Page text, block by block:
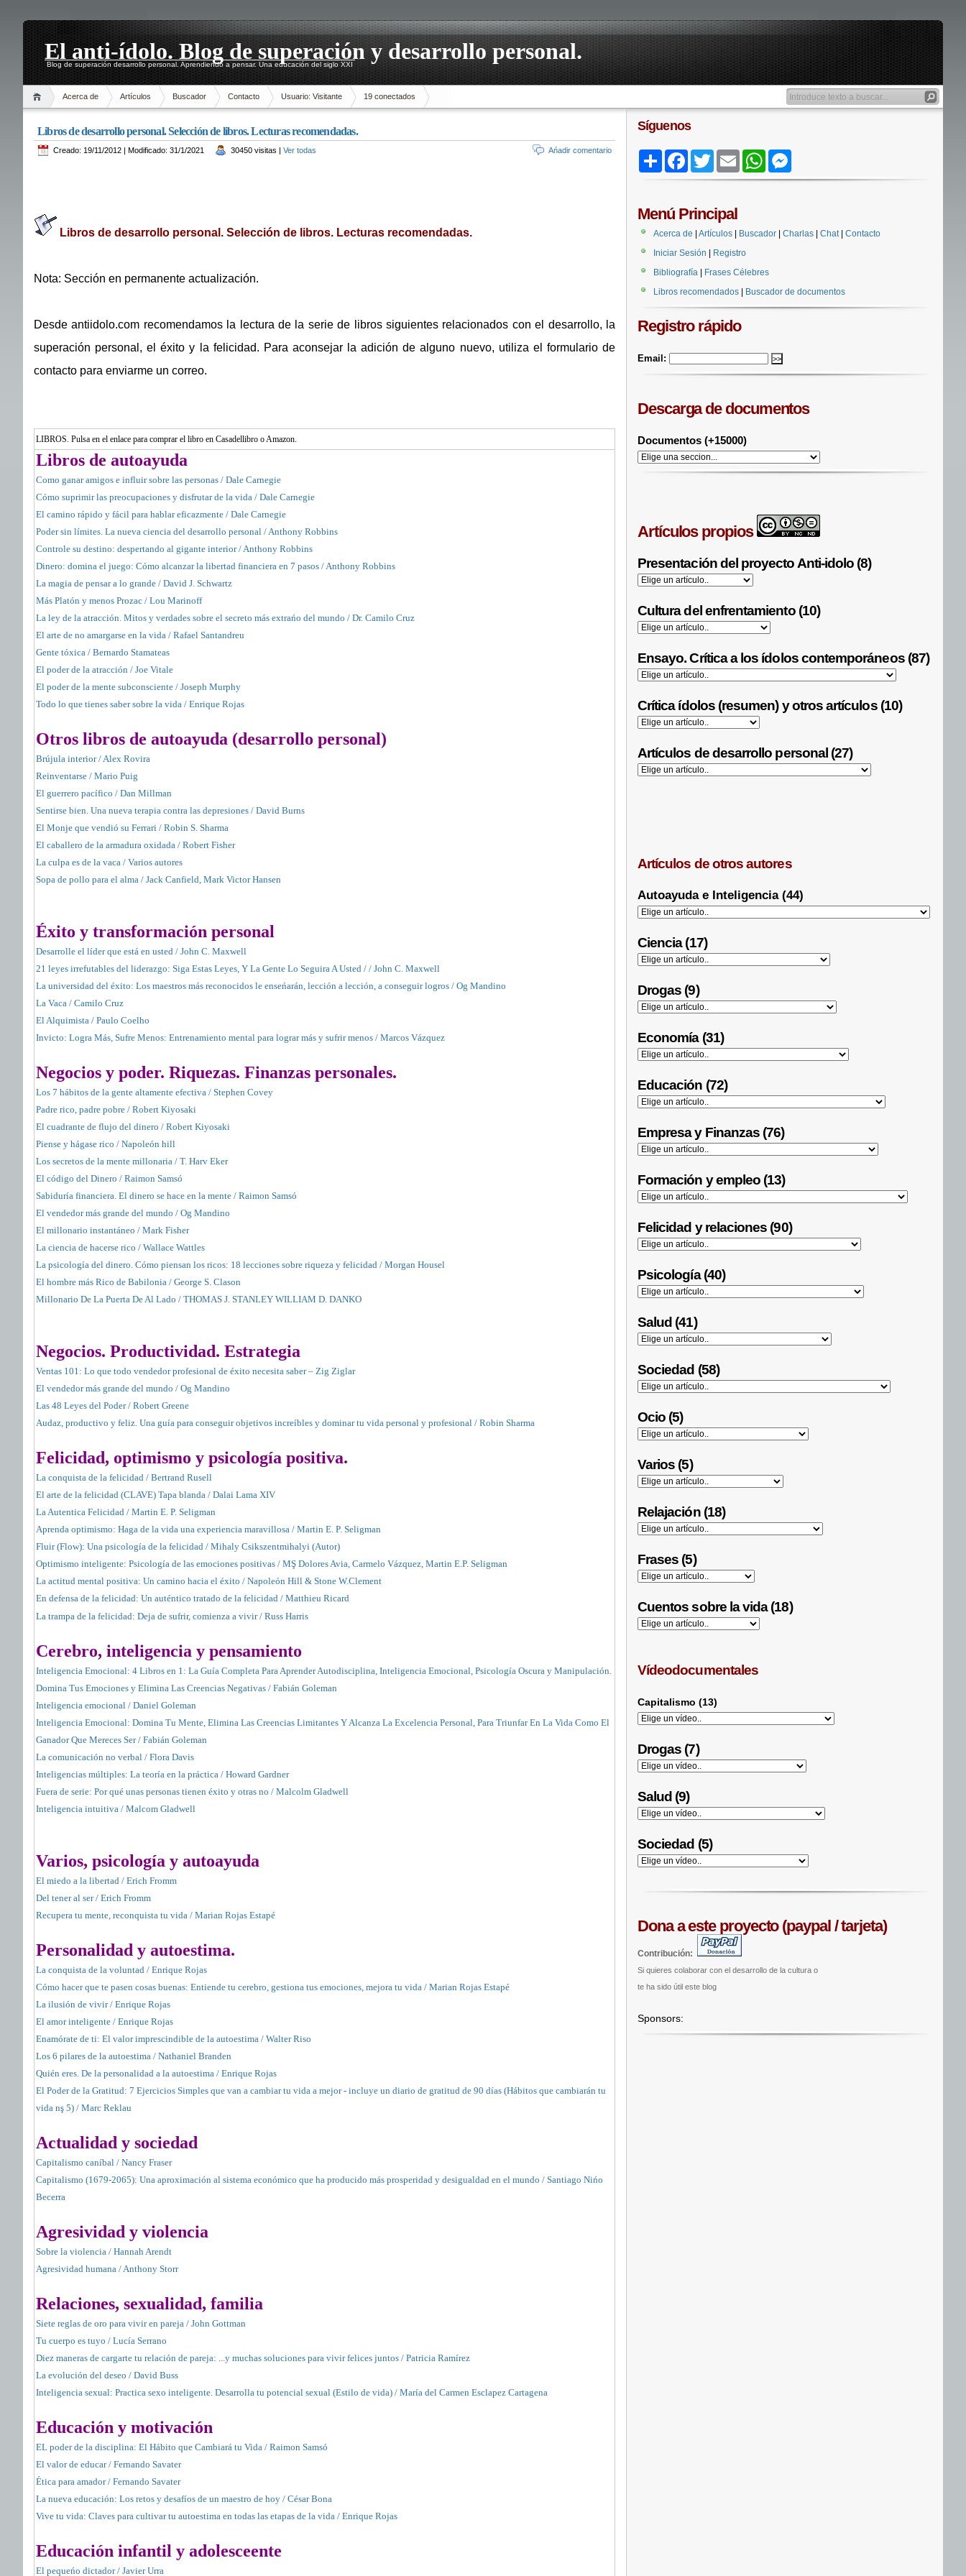
El anti-ídolo. Blog de superación y desarrollo personal.
Blog de superación desarrollo personal. Aprendiendo a pensar. Una educación del siglo XXI
Acerca de Artículos Buscador Contacto Usuario: Visitante 19 conectados
Libros de desarrollo personal. Selección de libros. Lecturas recomendadas.
Creado: 19/11/2012 | Modificado: 31/1/2021 30450 visitas | Ver todas Ańadir comentario
Libros de desarrollo personal. Selección de libros. Lecturas recomendadas.
Nota: Sección en permanente actualización.
Desde antiidolo.com recomendamos la lectura de la serie de libros siguientes relacionados con el desarrollo, la
superación personal, el éxito y la felicidad. Para aconsejar la adición de alguno nuevo, utiliza el formulario de
contacto para enviarme un correo.
LIBROS. Pulsa en el enlace para comprar el libro en Casadellibro o Amazon.
Libros de autoayuda
Como ganar amigos e influir sobre las personas / Dale Carnegie
Cómo suprimir las preocupaciones y disfrutar de la vida / Dale Carnegie
El camino rápido y fácil para hablar eficazmente / Dale Carnegie
Poder sin límites. La nueva ciencia del desarrollo personal / Anthony Robbins
Controle su destino: despertando al gigante interior / Anthony Robbins
Dinero: domina el juego: Cómo alcanzar la libertad financiera en 7 pasos / Anthony Robbins
La magia de pensar a lo grande / David J. Schwartz
Más Platón y menos Prozac / Lou Marinoff
La ley de la atracción. Mitos y verdades sobre el secreto más extrańo del mundo / Dr. Camilo Cruz
El arte de no amargarse en la vida / Rafael Santandreu
Gente tóxica / Bernardo Stamateas
El poder de la atracción / Joe Vitale
El poder de la mente subconsciente / Joseph Murphy
Todo lo que tienes saber sobre la vida / Enrique Rojas
Otros libros de autoayuda (desarrollo personal)
Brújula interior / Alex Rovira
Reinventarse / Mario Puig
El guerrero pacífico / Dan Millman
Sentirse bien. Una nueva terapia contra las depresiones / David Burns
El Monje que vendió su Ferrari / Robin S. Sharma
El caballero de la armadura oxidada / Robert Fisher
La culpa es de la vaca / Varios autores
Sopa de pollo para el alma / Jack Canfield, Mark Victor Hansen
Éxito y transformación personal
Desarrolle el líder que está en usted / John C. Maxwell
21 leyes irrefutables del liderazgo: Siga Estas Leyes, Y La Gente Lo Seguira A Usted / / John C. Maxwell
La universidad del éxito: Los maestros más reconocidos le enseńarán, lección a lección, a conseguir logros / Og Mandino
La Vaca / Camilo Cruz
El Alquimista / Paulo Coelho
Invicto: Logra Más, Sufre Menos: Entrenamiento mental para lograr más y sufrir menos / Marcos Vázquez
Negocios y poder. Riquezas. Finanzas personales.
Los 7 hábitos de la gente altamente efectiva / Stephen Covey
Padre rico, padre pobre / Robert Kiyosaki
El cuadrante de flujo del dinero / Robert Kiyosaki
Piense y hágase rico / Napoleón hill
Los secretos de la mente millonaria / T. Harv Eker
El código del Dinero / Raimon Samsó
Sabiduría financiera. El dinero se hace en la mente / Raimon Samsó
El vendedor más grande del mundo / Og Mandino
El millonario instantáneo / Mark Fisher
La ciencia de hacerse rico / Wallace Wattles
La psicología del dinero. Cómo piensan los ricos: 18 lecciones sobre riqueza y felicidad / Morgan Housel
El hombre más Rico de Babilonia / George S. Clason
Millonario De La Puerta De Al Lado / THOMAS J. STANLEY WILLIAM D. DANKO
Negocios. Productividad. Estrategia
Ventas 101: Lo que todo vendedor profesional de éxito necesita saber – Zig Ziglar
El vendedor más grande del mundo / Og Mandino
Las 48 Leyes del Poder / Robert Greene
Audaz, productivo y feliz. Una guía para conseguir objetivos increíbles y dominar tu vida personal y profesional / Robin Sharma
Felicidad, optimismo y psicología positiva.
La conquista de la felicidad / Bertrand Rusell
El arte de la felicidad (CLAVE) Tapa blanda / Dalai Lama XIV
La Autentica Felicidad / Martin E. P. Seligman
Aprenda optimismo: Haga de la vida una experiencia maravillosa / Martin E. P. Seligman
Fluir (Flow): Una psicología de la felicidad / Mihaly Csikszentmihalyi (Autor)
Optimismo inteligente: Psicología de las emociones positivas / MŞ Dolores Avia, Carmelo Vázquez, Martin E.P. Seligman
La actitud mental positiva: Un camino hacia el éxito / Napoleón Hill & Stone W.Clement
En defensa de la felicidad: Un auténtico tratado de la felicidad / Matthieu Ricard
La trampa de la felicidad: Deja de sufrir, comienza a vivir / Russ Harris
Cerebro, inteligencia y pensamiento
Inteligencia Emocional: 4 Libros en 1: La Guía Completa Para Aprender Autodisciplina, Inteligencia Emocional, Psicología Oscura y Manipulación.
Domina Tus Emociones y Elimina Las Creencias Negativas / Fabián Goleman
Inteligencia emocional / Daniel Goleman
Inteligencia Emocional: Domina Tu Mente, Elimina Las Creencias Limitantes Y Alcanza La Excelencia Personal, Para Triunfar En La Vida Como El
Ganador Que Mereces Ser / Fabián Goleman
La comunicación no verbal / Flora Davis
Inteligencias múltiples: La teoría en la práctica / Howard Gardner
Fuera de serie: Por qué unas personas tienen éxito y otras no / Malcolm Gladwell
Inteligencia intuitiva / Malcom Gladwell
Varios, psicología y autoayuda
El miedo a la libertad / Erich Fromm
Del tener al ser / Erich Fromm
Recupera tu mente, reconquista tu vida / Marian Rojas Estapé
Personalidad y autoestima.
La conquista de la voluntad / Enrique Rojas
Cómo hacer que te pasen cosas buenas: Entiende tu cerebro, gestiona tus emociones, mejora tu vida / Marian Rojas Estapé
La ilusión de vivir / Enrique Rojas
El amor inteligente / Enrique Rojas
Enamórate de ti: El valor imprescindible de la autoestima / Walter Riso
Los 6 pilares de la autoestima / Nathaniel Branden
Quién eres. De la personalidad a la autoestima / Enrique Rojas
El Poder de la Gratitud: 7 Ejercicios Simples que van a cambiar tu vida a mejor - incluye un diario de gratitud de 90 días (Hábitos que cambiarán tu
vida nş 5) / Marc Reklau
Actualidad y sociedad
Capitalismo caníbal / Nancy Fraser
Capitalismo (1679-2065): Una aproximación al sistema económico que ha producido más prosperidad y desigualdad en el mundo / Santiago Nińo
Becerra
Agresividad y violencia
Sobre la violencia / Hannah Arendt
Agresividad humana / Anthony Storr
Relaciones, sexualidad, familia
Siete reglas de oro para vivir en pareja / John Gottman
Tu cuerpo es tuyo / Lucía Serrano
Diez maneras de cargarte tu relación de pareja: ...y muchas soluciones para vivir felices juntos / Patricia Ramírez
La evolución del deseo / David Buss
Inteligencia sexual: Practica sexo inteligente. Desarrolla tu potencial sexual (Estilo de vida) / María del Carmen Esclapez Cartagena
Educación y motivación
EL poder de la disciplina: El Hábito que Cambiará tu Vida / Raimon Samsó
El valor de educar / Fernando Savater
Ética para amador / Fernando Savater
La nueva educación: Los retos y desafíos de un maestro de hoy / César Bona
Vive tu vida: Claves para cultivar tu autoestima en todas las etapas de la vida / Enrique Rojas
Educación infantil y adolesceente
El pequeńo dictador / Javier Urra
Síguenos
Share FacebookTwitter Email WhatsApp
Menú Principal
Acerca de Artículos Buscador Charlas Chat| Contacto
Iniciar Sesión
Registro
Bibliografía
Frases Célebres
Libros recomendados
Buscador de documentos
Registro rápido
Email:
Descarga de documentos
Documentos (+15000)
Artículos propios
Presentación del proyecto Anti-idolo (8)
Cultura del enfrentamiento (10)
Ensayo. Crítica a los ídolos contemporáneos (87)
Crítica ídolos (resumen) y otros artículos (10)
Artículos de desarrollo personal (27)
Artículos de otros autores
Autoayuda e Inteligencia (44)
Ciencia (17)
Drogas (9)
Economía (31)
Educación (72)
Empresa y Finanzas (76)
Formación y empleo (13)
Felicidad y relaciones (90)
Psicología (40)
Salud (41)
Sociedad (58)
Ocio (5)
Varios (5)
Relajación (18)
Frases (5)
Cuentos sobre la vida (18)
Vídeodocumentales
Capitalismo (13)
Drogas (7)
Salud (9)
Sociedad (5)
Dona a este proyecto (paypal / tarjeta)
Contribución:
Si quieres colaborar con el desarrollo de la cultura o
te ha sido útil este blog
Sponsors: